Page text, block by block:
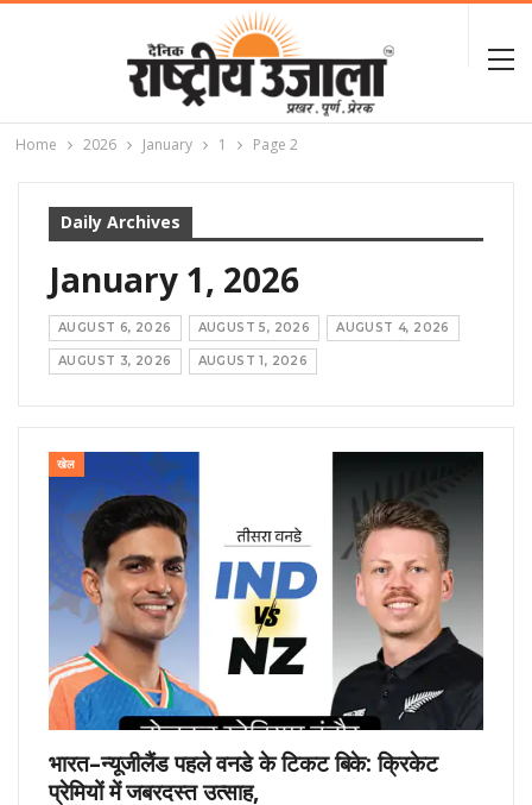
Home 2026 January 1 Page 2
Daily Archives
January 1, 2026
AUGUST 6, 2026 AUGUST 5, 2026 AUGUST 4, 2026
AUGUST 3, 2026 AUGUST 1, 2026
खेल
भारत–न्यूजीलैंड पहले वनडे के टिकट बिके: क्रिकेट
प्रेमियों में जबरदस्त उत्साह,